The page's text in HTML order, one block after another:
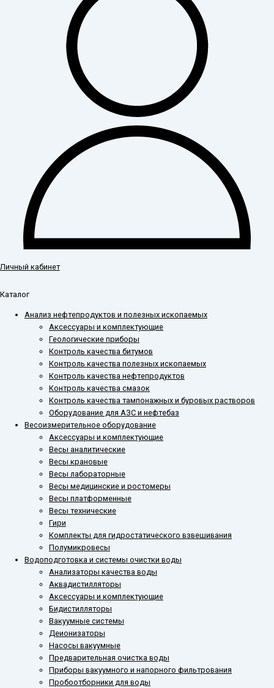
Личный кабинет
Каталог
Анализ нефтепродуктов и полезных ископаемых
Аксессуары и комплектующие
Геологические приборы
Контроль качества битумов
Контроль качества полезных ископаемых
Контроль качества нефтепродуктов
Контроль качества смазок
Контроль качества тампонажных и буровых растворов
Оборудование для АЗС и нефтебаз
Весоизмерительное оборудование
Аксессуары и комплектующие
Весы аналитические
Весы крановые
Весы лабораторные
Весы медицинские и ростомеры
Весы платформенные
Весы технические
Гири
Комплекты для гидростатического взвешивания
Полумикровесы
Водоподготовка и системы очистки воды
Анализаторы качества воды
Аквадистилляторы
Аксессуары и комплектующие
Бидистилляторы
Вакуумные системы
Деионизаторы
Насосы вакуумные
Предварительная очистка воды
Приборы вакуумного и напорного фильтрования
Пробоотборники для воды